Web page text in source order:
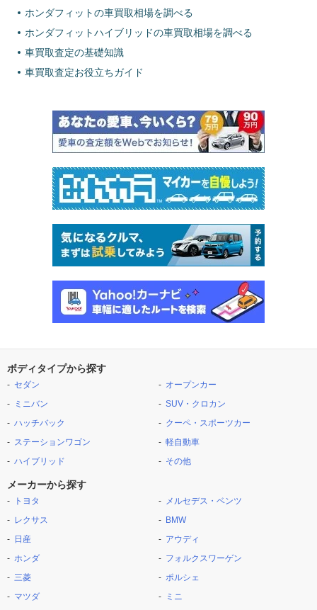
ホンダフィットの車買取相場を調べる
ホンダフィットハイブリッドの車買取相場を調べる
車買取査定の基礎知識
車買取査定お役立ちガイド
ボディタイプから探す
セダン
ミニバン
ハッチバック
ステーションワゴン
ハイブリッド
オープンカー
SUV・クロカン
クーペ・スポーツカー
軽自動車
その他
メーカーから探す
トヨタ
レクサス
日産
ホンダ
三菱
マツダ
メルセデス・ベンツ
BMW
アウディ
フォルクスワーゲン
ポルシェ
ミニ